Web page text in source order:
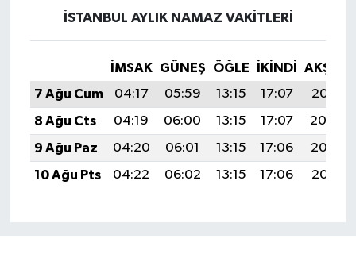
İSTANBUL AYLIK NAMAZ VAKITLERI
İMSAK GÜNEŞ ÖĞLE İKINDI
AKŞAM
7 Ağu Cum
04:17 05:59 13:15 17:07
20:21
8 Ağu Cts
04:19 06:00 13:15 17:07
20:20
9 Ağu Paz
04:20 06:01 13:15 17:06
20:19
10 Ağu Pts
04:22 06:02 13:15 17:06 20:18